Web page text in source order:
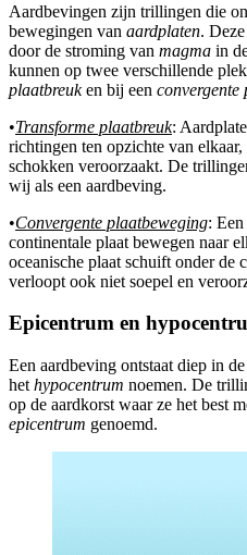
Aardbevingen zijn trillingen die
bewegingen van aardplaten.
door de stroming van magma in
kunnen op twee verschillende
plaatbreuken bij een convergente
•Transforme plaatbreuk:
richtingen ten opzichte van
schokken veroorzaakt. De
wij als een aardbeving.
•Convergente plaatbeweging: Een
continentale plaat bewegen naar
oceanische plaat schuift onder de
verloopt ook niet soepel en
Epicentrum en
Een aardbeving ontstaat diep in
het hypocentrum noemen. De
op de aardkorst waar ze het best
epicentrum genoemd.